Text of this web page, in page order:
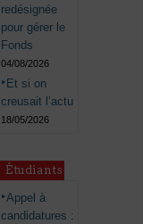
redésignée
pour gérer le
Fonds
04/08/2026
Et si on
creusait l’actu
18/05/2026
Étudiants
Appel à
candidatures :